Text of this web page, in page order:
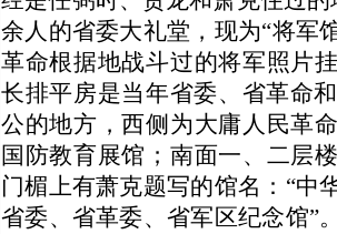
余人的省委大礼堂，现为“将军
革命根据地战斗过的将军照片
长排平房是当年省委、省革命
公的地方，西侧为大庸人民革
国防教育展馆；南面一、二层
门楣上有萧克题写的馆名：“中
省委、省革委、省军区纪念馆”